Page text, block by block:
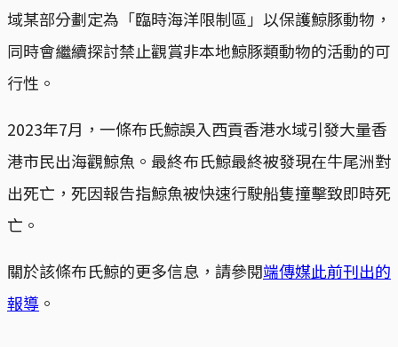
域某部分劃定為「臨時海洋限制區」以保護鯨豚動物，
同時會繼續探討禁止觀賞非本地鯨豚類動物的活動的可
行性。
2023年7月，一條布氏鯨誤入西貢香港水域引發大量香
港市民出海觀鯨魚。最終布氏鯨最終被發現在牛尾洲對
出死亡，死因報告指鯨魚被快速行駛船隻撞擊致即時死
亡。
關於該條布氏鯨的更多信息，請參閱端傳媒此前刊出的
報導 。